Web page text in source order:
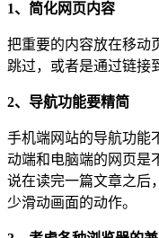
1、简化网页内容
把重要的内容放在移动
跳过，或者是通过链接
2、导航功能要精简
手机端网站的导航功能
动端和电脑端的网页是
说在读完一篇文章之后
少滑动画面的动作。